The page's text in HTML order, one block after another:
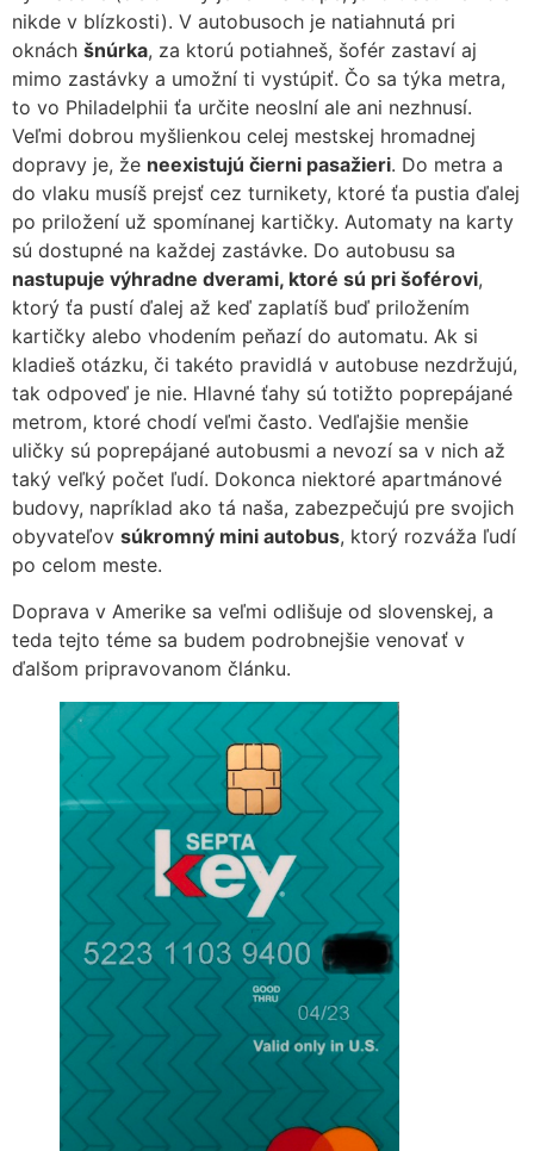
nikde v blízkosti). V autobusoch je natiahnutá pri
oknách šnúrka, za ktorú potiahneš, šofér zastaví aj
mimo zastávky a umožní ti vystúpiť. Čo sa týka metra,
to vo Philadelphii ťa určite neoslní ale ani nezhnusí.
Veľmi dobrou myšlienkou celej mestskej hromadnej
dopravy je, že neexistujú čierni pasažieri. Do metra a
do vlaku musíš prejsť cez turnikety, ktoré ťa pustia ďalej
po priložení už spomínanej kartičky. Automaty na karty
sú dostupné na každej zastávke. Do autobusu sa
nastupuje výhradne dverami, ktoré sú pri šoférovi,
ktorý ťa pustí ďalej až keď zaplatíš buď priložením
kartičky alebo vhodením peňazí do automatu. Ak si
kladieš otázku, či takéto pravidlá v autobuse nezdržujú,
tak odpoveď je nie. Hlavné ťahy sú totižto poprepájané
metrom, ktoré chodí veľmi často. Vedľajšie menšie
uličky sú poprepájané autobusmi a nevozí sa v nich až
taký veľký počet ľudí. Dokonca niektoré apartmánové
budovy, napríklad ako tá naša, zabezpečujú pre svojich
obyvateľov súkromný mini autobus, ktorý rozváža ľudí
po celom meste.
Doprava v Amerike sa veľmi odlišuje od slovenskej, a
teda tejto téme sa budem podrobnejšie venovať v
ďalšom pripravovanom článku.